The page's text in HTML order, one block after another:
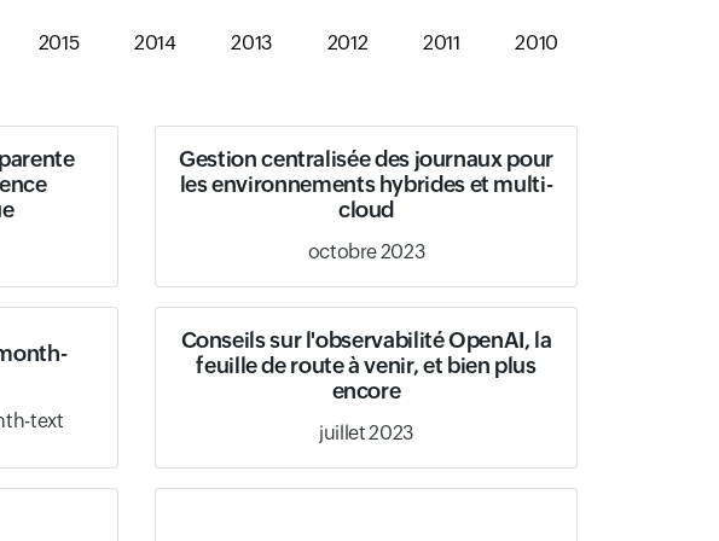
2015 2014 2013 2012 2011 2010
Gestion centralisée des journaux pour
les environnements hybrides et multi-
cloud
octobre 2023
text
Conseils sur l'observabilité OpenAI, la
feuille de route à venir, et bien plus
encore
juillet 2023